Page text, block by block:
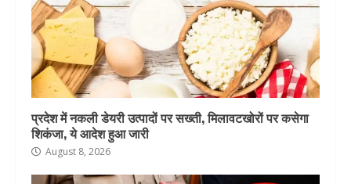
प्रदेश में नकली डेयरी उत्पादों पर सख्ती, मिलावटखोरों पर कसेगा
शिकंजा, ये आदेश हुआ जारी
August 8, 2026